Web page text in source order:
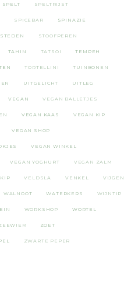
SPELT SPELTRIJST
SPICEBAR SPINAZIE
STEDEN STOOFPEREN
TAHIN TATSOI TEMPEH
TORTELLINI TUINBONEN
UITGELICHT UITLEG
VEGAN VEGAN BALLETJES
VEGAN KAAS VEGAN KIP
VEGAN SHOP
VEGAN WINKEL
VEGAN YOGHURT VEGAN ZALM
VELDSLA VENKEL VIJGEN
WALNOOT WATERKERS WIJNTIP
WORKSHOP WORTEL
ZOET
ZWARTE PEPER